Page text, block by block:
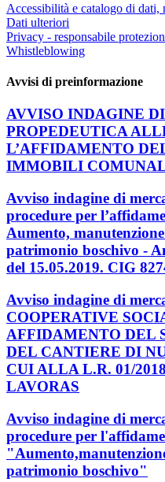
Accessibilità e catalogo di dati,
Dati ulteriori
Privacy - responsabile
Whistleblowing
Avvisi di preinformazione
AVVISO INDAGINE
PROPEDEUTICA
L’AFFIDAMENTO
IMMOBILI
Avviso indagine di
procedure per
Aumento,
patrimonio boschivo -
del 15.05.2019. CIG
Avviso indagine di
COOPERATIVE
AFFIDAMENTO DEL
DEL CANTIERE DI
CUI ALLA L.R. 01/
LAVORAS
Avviso indagine di
procedure per
patrimonio boschivo"